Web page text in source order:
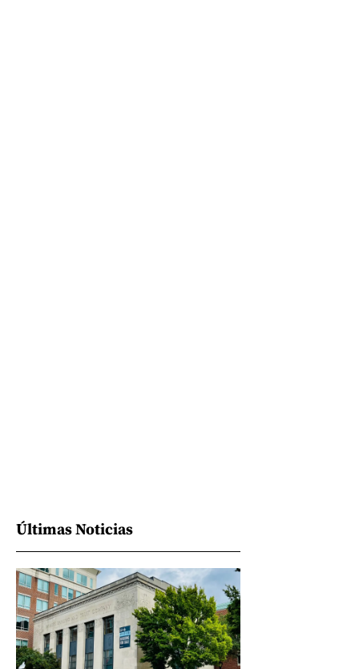
Últimas Noticias